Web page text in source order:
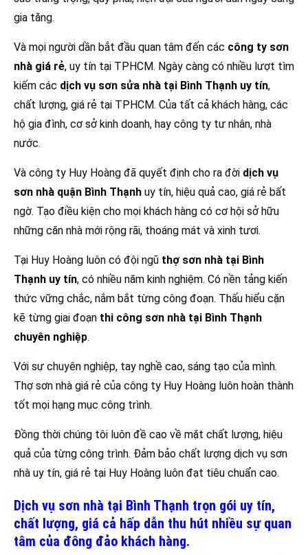
gia tăng.
Và mọi người dần bắt đầu quan tâm đến các công ty sơn
nhà giá rẻ, uy tín tại TPHCM. Ngày càng có nhiều lượt tìm
kiếm các dịch vụ sơn sửa nhà tại Bình Thạnh uy tín,
chất lượng, giá rẻ tại TPHCM. Của tất cả khách hàng, các
hộ gia đình, cơ sở kinh doanh, hay công ty tư nhân, nhà
nước.
Và công ty Huy Hoàng đã quyết định cho ra đời dịch vụ
sơn nhà quận Bình Thạnh uy tín, hiệu quả cao, giá rẻ bất
ngờ. Tạo điều kiện cho mọi khách hàng có cơ hội sở hữu
những căn nhà mới rộng rãi, thoáng mát và xinh tươi.
Tại Huy Hoàng luôn có đội ngũ thợ sơn nhà tại Bình
Thạnh uy tín, có nhiều năm kinh nghiệm. Có nền tảng kiến
thức vững chắc, nắm bắt từng công đoạn. Thấu hiểu cặn
kẽ từng giai đoạn thi công sơn nhà tại Bình Thạnh
chuyên nghiệp.
Với sự chuyên nghiệp, tay nghề cao, sáng tạo của mình.
Thợ sơn nhà giá rẻ của công ty Huy Hoàng luôn hoàn thành
tốt mọi hạng mục công trình.
Đồng thời chúng tôi luôn đề cao về mặt chất lượng, hiệu
quả của từng công trình. Đảm bảo chất lượng dịch vụ sơn
nhà uy tín, giá rẻ tại Huy Hoàng luôn đạt tiêu chuẩn cao.
Dịch vụ sơn nhà tại Bình Thạnh trọn gói uy tín,
chất lượng, giá cả hấp dẫn thu hút nhiều sự quan
tâm của đông đảo khách hàng.